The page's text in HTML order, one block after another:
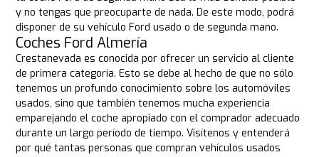
y no tengas que preocuparte de nada. De este modo, podrá
disponer de su vehículo Ford usado o de segunda mano.
Coches Ford Almería
Crestanevada es conocida por ofrecer un servicio al cliente
de primera categoría. Esto se debe al hecho de que no sólo
tenemos un profundo conocimiento sobre los automóviles
usados, sino que también tenemos mucha experiencia
emparejando el coche apropiado con el comprador adecuado
durante un largo período de tiempo. Visítenos y entenderá
por qué tantas personas que compran vehículos usados